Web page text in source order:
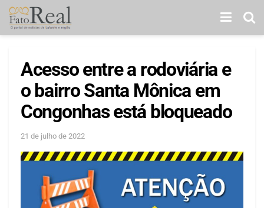
Acesso entre a rodoviária e
o bairro Santa Mônica em
Congonhas está bloqueado
21 de julho de 2022